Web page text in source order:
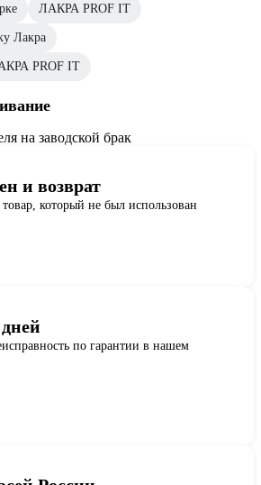
ЛАКРА PROF IT
Лакра
PROF IT
на заводской брак
и возврат
который не был использован
по гарантии в нашем